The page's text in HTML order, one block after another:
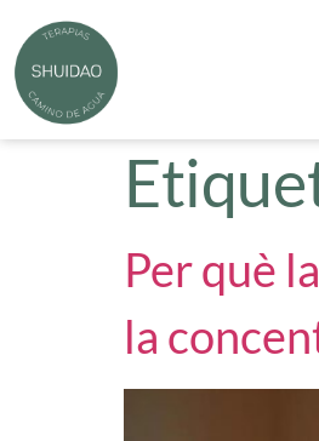
Per què
la